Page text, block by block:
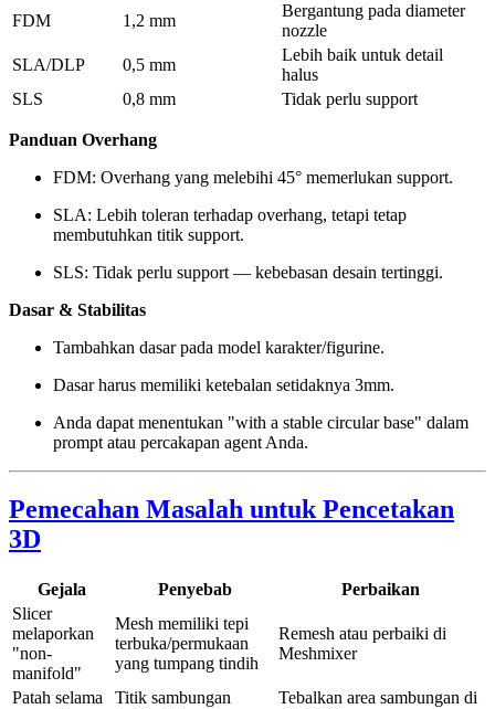
FDM 1,2 mm
Bergantung pada diameter
nozzle
SLA/DLP
0,5 mm
Lebih baik untuk detail
halus
SLS
0,8 mm Tidak perlu support
Panduan Overhang
FDM: Overhang yang melebihi 45° memerlukan support.
SLA: Lebih toleran terhadap overhang, tetapi tetap
membutuhkan titik support.
SLS: Tidak perlu support — kebebasan desain tertinggi.
Dasar & Stabilitas
Tambahkan dasar pada model karakter/figurine.
Dasar harus memiliki ketebalan setidaknya 3mm.
Anda dapat menentukan "with a stable circular base" dalam
prompt atau percakapan agent Anda.
Pemecahan Masalah untuk Pencetakan
3D
Gejala Penyebab
Perbaikan
Slicer
melaporkan
"non-
manifold"
Mesh memiliki tepi
terbuka/permukaan
yang tumpang tindih
Remesh atau perbaiki di
Meshmixer
Patah selama
Titik sambungan
Tebalkan area sambungan di